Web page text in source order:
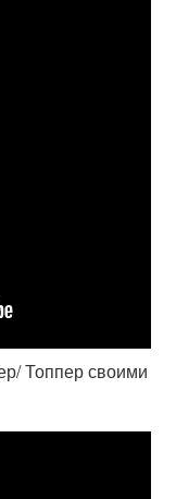
Топпер своими